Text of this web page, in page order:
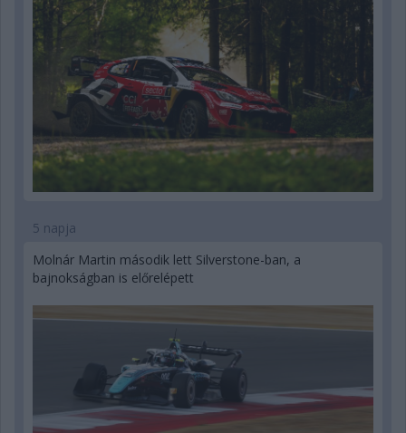
5 napja
Molnár Martin második lett Silverstone-ban, a
bajnokságban is előrelépett